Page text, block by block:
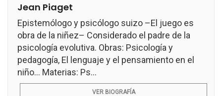
Jean Piaget
Epistemólogo y psicólogo suizo –El juego es
obra de la niñez– Considerado el padre de la
psicología evolutiva. Obras: Psicología y
pedagogía, El lenguaje y el pensamiento en el
niño... Materias: Ps...
VER BIOGRAFÍA